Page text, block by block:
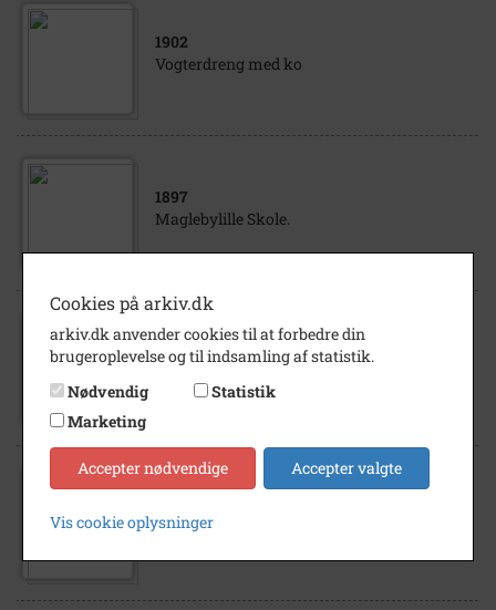
1902
Vogterdreng med ko
1897
Maglebylille Skole.
1930
Vejarbejde i Tårnby Kommune - syv mand i
gang med Colas
Dilettantforestilling på Kastruplund
Cookies på arkiv.dk
arkiv.dk anvender cookies til at forbedre din
brugeroplevelse og til indsamling af statistik.
Nødvendig
Statistik
Marketing
Accepter nødvendige Accepter valgte
Vis cookie oplysninger